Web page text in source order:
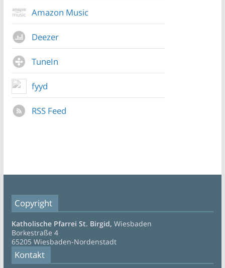
Amazon Music
Deezer
TuneIn
fyyd
RSS Feed
Copyright
Katholische Pfarrei St. Birgid, Wiesbaden
Borkestraße 4
65205 Wiesbaden-Nordenstadt
Kontakt